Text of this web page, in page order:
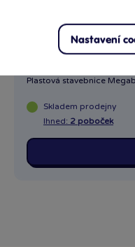
Plastová stavebnice
Skladem prodejny
Ihned: 2 poboček
Nastavení